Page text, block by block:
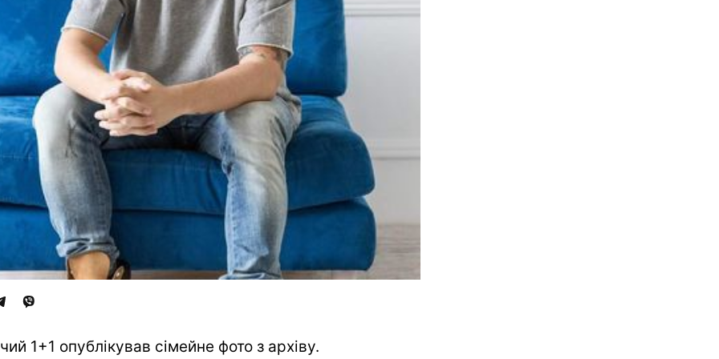
1+1 опублікував сімейне фото з архіву.